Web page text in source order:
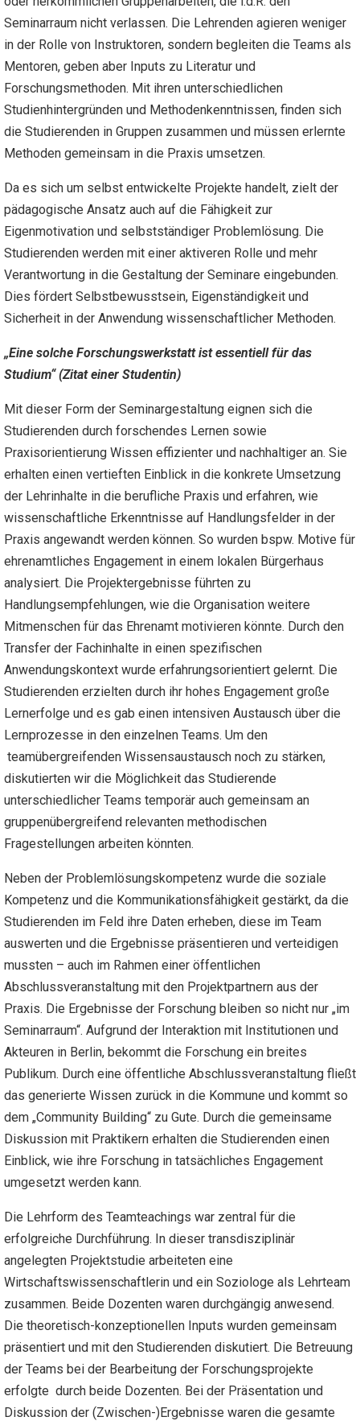
Seminarraum nicht verlassen. Die Lehrenden agieren weniger
in der Rolle von Instruktoren, sondern begleiten die Teams als
Mentoren, geben aber Inputs zu Literatur und
Forschungsmethoden. Mit ihren unterschiedlichen
Studienhintergründen und Methodenkenntnissen, finden sich
die Studierenden in Gruppen zusammen und müssen erlernte
Methoden gemeinsam in die Praxis umsetzen.
Da es sich um selbst entwickelte Projekte handelt, zielt der
pädagogische Ansatz auch auf die Fähigkeit zur
Eigenmotivation und selbstständiger Problemlösung. Die
Studierenden werden mit einer aktiveren Rolle und mehr
Verantwortung in die Gestaltung der Seminare eingebunden.
Dies fördert Selbstbewusstsein, Eigenständigkeit und
Sicherheit in der Anwendung wissenschaftlicher Methoden.
„Eine solche Forschungswerkstatt ist essentiell für das
Studium“ (Zitat einer Studentin)
Mit dieser Form der Seminargestaltung eignen sich die
Studierenden durch forschendes Lernen sowie
Praxisorientierung Wissen effizienter und nachhaltiger an. Sie
erhalten einen vertieften Einblick in die konkrete Umsetzung
der Lehrinhalte in die berufliche Praxis und erfahren, wie
wissenschaftliche Erkenntnisse auf Handlungsfelder in der
Praxis angewandt werden können. So wurden bspw. Motive für
ehrenamtliches Engagement in einem lokalen Bürgerhaus
analysiert. Die Projektergebnisse führten zu
Handlungsempfehlungen, wie die Organisation weitere
Mitmenschen für das Ehrenamt motivieren könnte. Durch den
Transfer der Fachinhalte in einen spezifischen
Anwendungskontext wurde erfahrungsorientiert gelernt. Die
Studierenden erzielten durch ihr hohes Engagement große
Lernerfolge und es gab einen intensiven Austausch über die
Lernprozesse in den einzelnen Teams. Um den
teamübergreifenden Wissensaustausch noch zu stärken,
diskutierten wir die Möglichkeit das Studierende
unterschiedlicher Teams temporär auch gemeinsam an
gruppenübergreifend relevanten methodischen
Fragestellungen arbeiten könnten.
Neben der Problemlösungskompetenz wurde die soziale
Kompetenz und die Kommunikationsfähigkeit gestärkt, da die
Studierenden im Feld ihre Daten erheben, diese im Team
auswerten und die Ergebnisse präsentieren und verteidigen
mussten – auch im Rahmen einer öffentlichen
Abschlussveranstaltung mit den Projektpartnern aus der
Praxis. Die Ergebnisse der Forschung bleiben so nicht nur „im
Seminarraum“. Aufgrund der Interaktion mit Institutionen und
Akteuren in Berlin, bekommt die Forschung ein breites
Publikum. Durch eine öffentliche Abschlussveranstaltung fließt
das generierte Wissen zurück in die Kommune und kommt so
dem „Community Building“ zu Gute. Durch die gemeinsame
Diskussion mit Praktikern erhalten die Studierenden einen
Einblick, wie ihre Forschung in tatsächliches Engagement
umgesetzt werden kann.
Die Lehrform des Teamteachings war zentral für die
erfolgreiche Durchführung. In dieser transdisziplinär
angelegten Projektstudie arbeiteten eine
Wirtschaftswissenschaftlerin und ein Soziologe als Lehrteam
zusammen. Beide Dozenten waren durchgängig anwesend.
Die theoretisch-konzeptionellen Inputs wurden gemeinsam
präsentiert und mit den Studierenden diskutiert. Die Betreuung
der Teams bei der Bearbeitung der Forschungsprojekte
erfolgte durch beide Dozenten. Bei der Präsentation und
Diskussion der (Zwischen-)Ergebnisse waren die gesamte